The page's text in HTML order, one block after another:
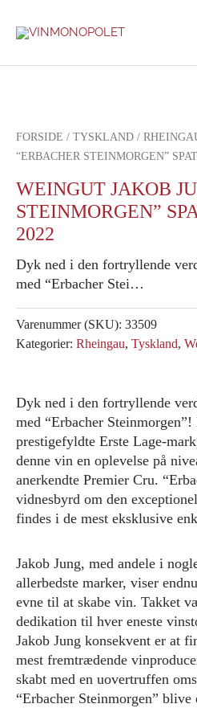
FORSIDE / TYSKLAND /
“ERBACHER STEINMORGEN”
WEINGUT JAKOB
STEINMORGEN”
2022
Dyk ned i den fortryllende
med “Erbacher Stei…
Varenummer (SKU): 33509
Kategorier: Rheingau, Tyskland,
Dyk ned i den fortryllende
med “Erbacher
prestigefyldte Erste Lage-
denne vin en oplevelse på
anerkendte Premier Cru.
vidnesbyrd om den
findes i de mest eksklusive
Jakob Jung, med andele i
allerbedste marker, viser
evne til at skabe vin. Takket
dedikation til hver eneste
Jakob Jung konsekvent er at
mest fremtrædende
skabt med en uovertruffen
“Erbacher Steinmorgen”